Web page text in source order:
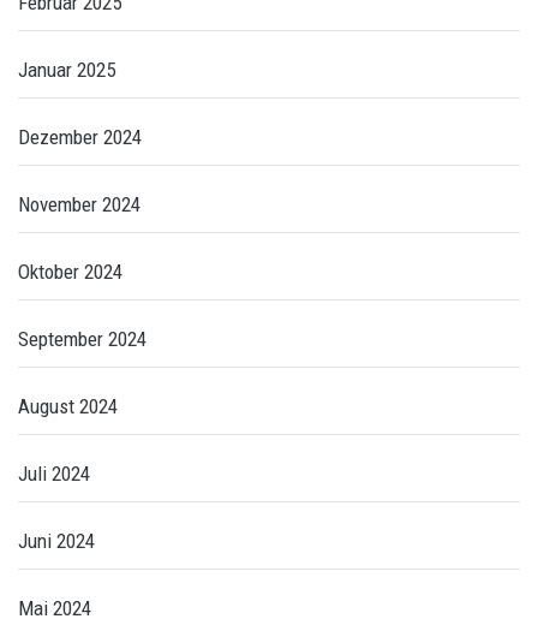
Januar 2025
Dezember 2024
November 2024
Oktober 2024
September 2024
August 2024
Juli 2024
Juni 2024
Mai 2024